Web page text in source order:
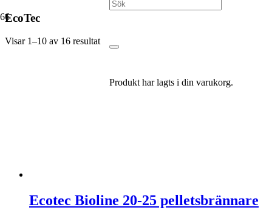
Produkt har lagts i din varukorg.
EcoTec
Visar 1–10 av 16 resultat
Ecotec Bioline 20-25 pelletsbrännare